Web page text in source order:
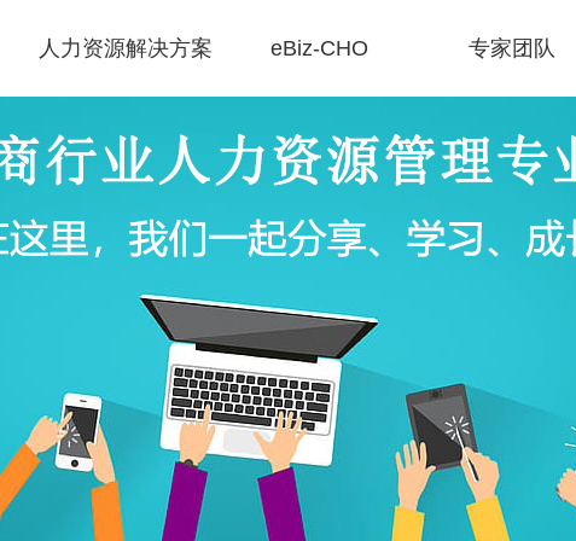
人力资源解决方案 eBiz-CHO 专家团队